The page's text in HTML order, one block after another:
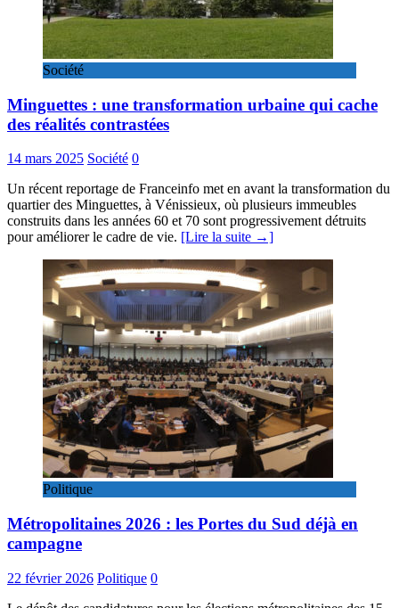
Société
Minguettes : une transformation urbaine qui cache
des réalités contrastées
14 mars 2025 Société 0
Un récent reportage de Franceinfo met en avant la transformation du
quartier des Minguettes, à Vénissieux, où plusieurs immeubles
construits dans les années 60 et 70 sont progressivement détruits
pour améliorer le cadre de vie. [Lire la suite →]
Politique
Métropolitaines 2026 : les Portes du Sud déjà en
campagne
22 février 2026 Politique 0